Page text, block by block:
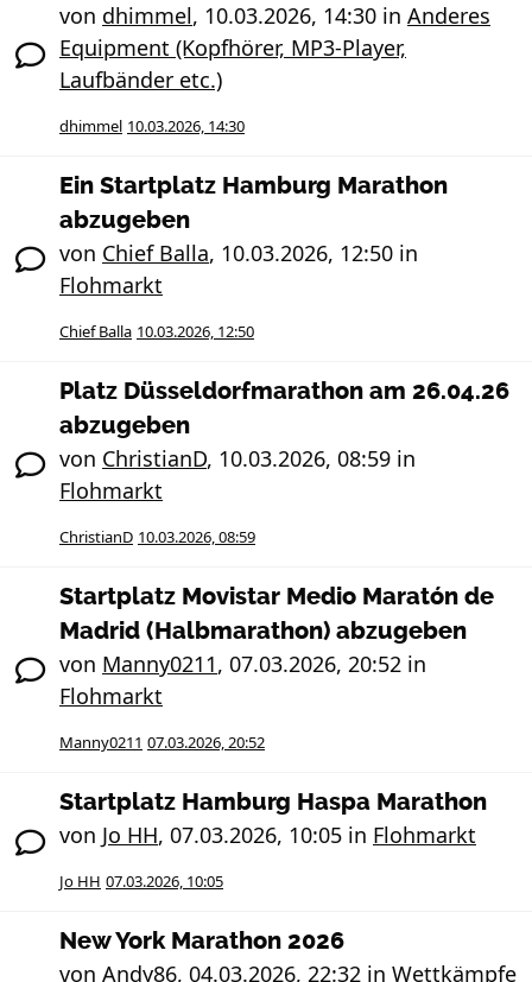
von dhimmel, 10.03.2026, 14:30 in Anderes
Equipment (Kopfhörer, MP3-Player,
Laufbänder etc.)
dhimmel 10.03.2026, 14:30
Ein Startplatz Hamburg Marathon
abzugeben
von Chief Balla, 10.03.2026, 12:50 in
Flohmarkt
Chief Balla 10.03.2026, 12:50
Platz Düsseldorfmarathon am 26.04.26
abzugeben
von ChristianD, 10.03.2026, 08:59 in
Flohmarkt
ChristianD 10.03.2026, 08:59
Startplatz Movistar Medio Maratón de
Madrid (Halbmarathon) abzugeben
von Manny0211, 07.03.2026, 20:52 in
Flohmarkt
Manny0211 07.03.2026, 20:52
Startplatz Hamburg Haspa Marathon
von Jo HH, 07.03.2026, 10:05 in Flohmarkt
Jo HH 07.03.2026, 10:05
New York Marathon 2026
von Andy86, 04.03.2026, 22:32 in Wettkämpfe